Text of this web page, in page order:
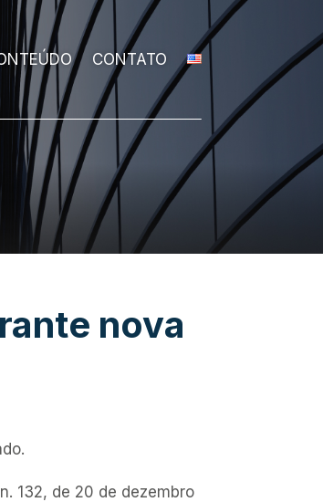
CONTATO
nova
132, de 20 de dezembro